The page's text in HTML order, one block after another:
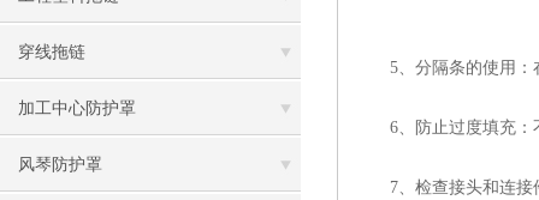
穿线拖链
加工中心防护罩
风琴防护罩
5、分隔条的使用：在
6、防止过度填充：不
7、检查接头和连接件